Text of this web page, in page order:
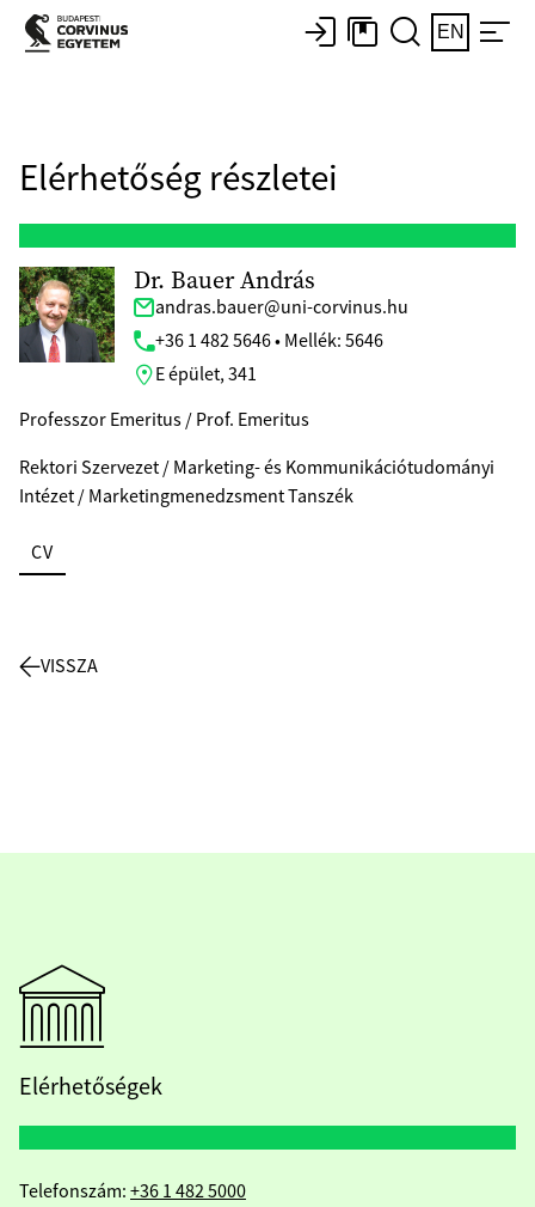
EN
Elérhetőség részletei
Dr. Bauer András
andras.bauer@uni-corvinus.hu
+36 1 482 5646 • Mellék: 5646
E épület, 341
Professzor Emeritus / Prof. Emeritus
Rektori Szervezet / Marketing- és Kommunikációtudományi
Intézet / Marketingmenedzsment Tanszék
CV
VISSZA
Elérhetőségek
Telefonszám: +36 1 482 5000